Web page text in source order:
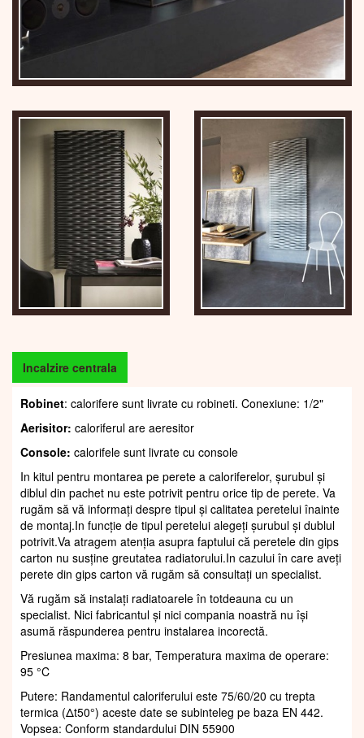
Incalzire centrala
Robinet: calorifere sunt livrate cu robineti. Conexiune: 1/2"
Aerisitor: caloriferul are aeresitor
Console: calorifele sunt livrate cu console
In kitul pentru montarea pe perete a caloriferelor, șurubul și
diblul din pachet nu este potrivit pentru orice tip de perete. Va
rugăm să vă informați despre tipul și calitatea peretelui înainte
de montaj.In funcție de tipul peretelui alegeți șurubul și dublul
potrivit.Va atragem atenția asupra faptului că peretele din gips
carton nu susține greutatea radiatorului.In cazului în care aveți
perete din gips carton vă rugăm să consultați un specialist.
Vă rugăm să instalați radiatoarele în totdeauna cu un
specialist. Nici fabricantul și nici compania noastră nu își
asumă răspunderea pentru instalarea incorectă.
Presiunea maxima: 8 bar, Temperatura maxima de operare:
95 °C
Putere: Randamentul caloriferului este 75/60/20 cu trepta
termica (Δt50°) aceste date se subinteleg pe baza EN 442.
Vopsea: Conform standardului DIN 55900